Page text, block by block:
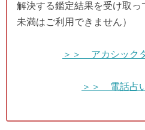
解決する鑑定結果を受け取
未満はご利用できません）
＞＞ アカシック
＞＞ 電話占